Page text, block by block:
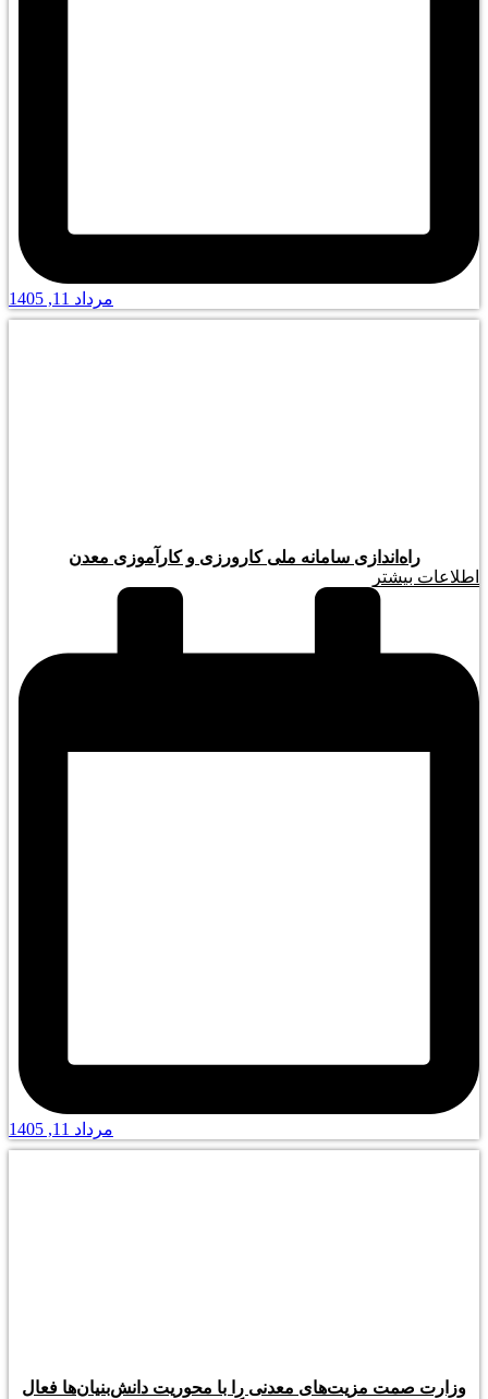
مرداد 11, 1405
راه‌اندازی سامانه ملی کارورزی و کارآموزی معدن
اطلاعات بیشتر
مرداد 11, 1405
وزارت صمت مزیت‌های معدنی را با محوریت دانش‌بنیان‌ها فعال